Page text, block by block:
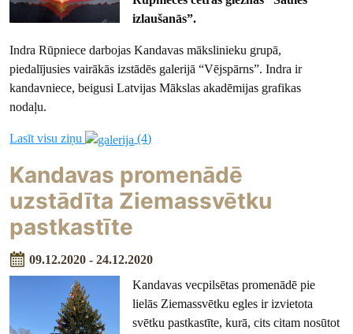
izlaušanās”.
Indra Rūpniece darbojas Kandavas mākslinieku grupā,
piedalījusies vairākās izstādēs galerijā “Vējspārns”. Indra ir
kandavniece, beigusi Latvijas Mākslas akadēmijas grafikas
nodaļu.
Lasīt visu ziņu (4)
Kandavas promenādē
uzstādīta Ziemassvētku
pastkastīte
09.12.2020 - 24.12.2020
Kandavas vecpilsētas promenādē pie
lielās Ziemassvētku egles ir izvietota
svētku pastkastīte, kurā, cits citam nosūtot